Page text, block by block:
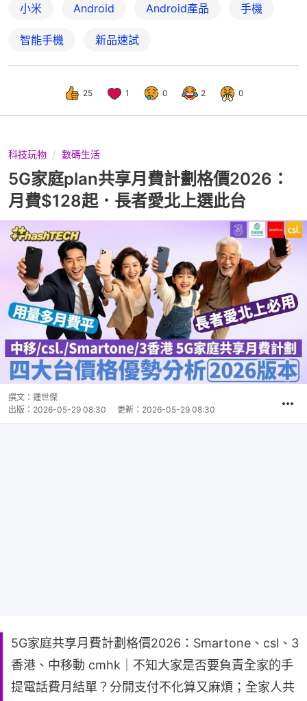
小米 Android Android產品 手機
智能手機 新品速試
25 1 0 2 0
科技玩物 數碼生活
5G家庭plan共享月費計劃格價2026：
月費$128起．長者愛北上選此台
撰文： 鍾世傑
出版： 2026-05-29 08:30 更新： 2026-05-29 08:30
5G家庭共享月費計劃格價2026：Smartone、csl、3
香港、中移動 cmhk｜不知大家是否要負責全家的手
提電話費月結單？分開支付不化算又麻煩；全家人共